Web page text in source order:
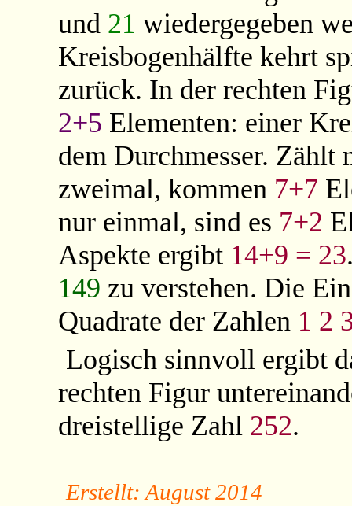
und 21 wiedergegeben
Kreisbogenhälfte kehrt
zurück. In der rechten
2+5 Elementen: einer
dem Durchmesser. Zählt
zweimal, kommen 7+7
nur einmal, sind es 7+2
Aspekte ergibt 14+9 = 23
149 zu verstehen. Die
Quadrate der Zahlen 1 2
Logisch sinnvoll ergibt
rechten Figur
dreistellige Zahl 252.
Erstellt: August 2014